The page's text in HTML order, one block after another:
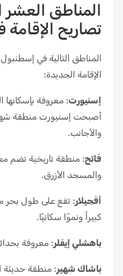
المناطق العشر
تصاريح
المناطق التالية في
الإقامة الجديدة:
إسنيورت: معروفة بإسكانها
أصبحت إسنيورت منطقة
والأجانب.
فاتح: منطقة تاريخية تضم
والمسجد الأزرق.
أفجيلار: تقع على طول بحر
كبيراً ونموًا سكانيًا.
باهشلي إيفلر: معروفة
باشاك شهير: منطقة حديثة